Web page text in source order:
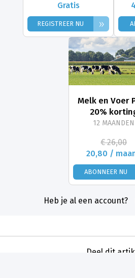
Gratis
REGISTREER NU »
Melk en Voer
20%
12 MAANDEN
€ 26,00
20,80 /
ABONNEER NU
Heb je al een account?
Deel dit